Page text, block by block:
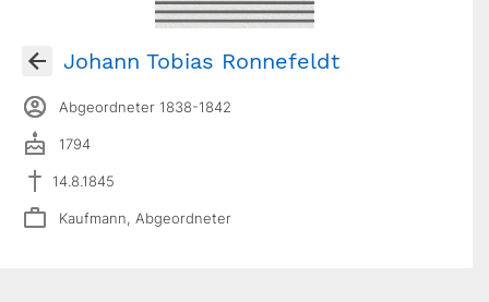
Johann Tobias Ronnefeldt
Abgeordneter 1838-1842
1794
14.8.1845
Kaufmann, Abgeordneter